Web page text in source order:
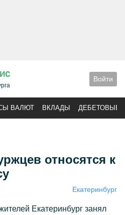
Войти
ВАЛЮТ ВКЛАДЫ ДЕБЕТОВЫЕ
относятся к
Екатеринбург
Екатеринбург занял